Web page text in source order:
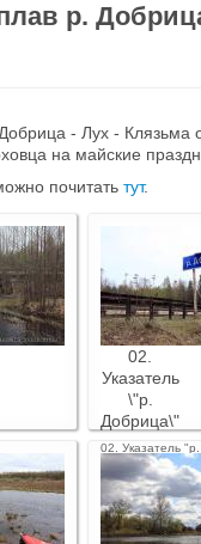
р.
- Лух - Клязьма
на майские
почитать тут.
моста на
02.
Указатель
\"р.
Добрица\"
02. Указатель